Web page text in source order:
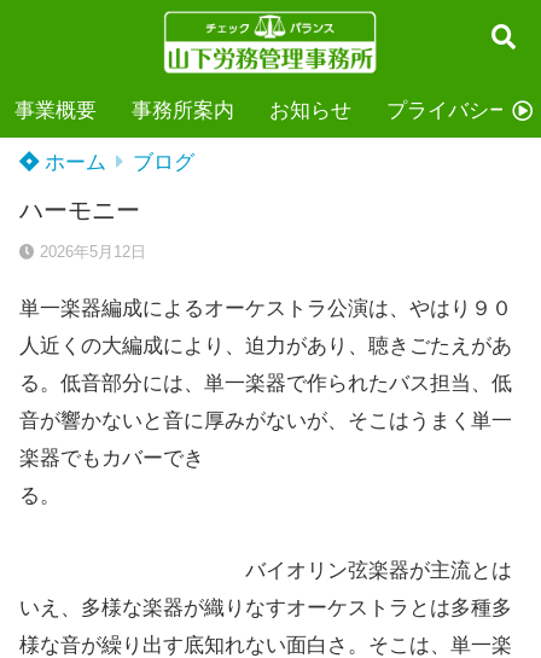
事業概要 事務所案内 お知らせ プライバシーポ
ホーム ブログ
ハーモニー
2026年5月12日
単一楽器編成によるオーケストラ公演は、やはり９０
人近くの大編成により、迫力があり、聴きごたえがあ
る。低音部分には、単一楽器で作られたバス担当、低
音が響かないと音に厚みがないが、そこはうまく単一
楽器でもカバーでき
る。
バイオリン弦楽器が主流とは
いえ、多様な楽器が織りなすオーケストラとは多種多
様な音が繰り出す底知れない面白さ。そこは、単一楽